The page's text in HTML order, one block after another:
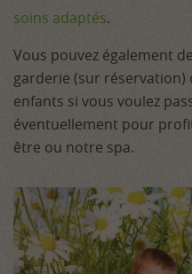
soins adaptés.
Vous pouvez également
garderie (sur réservation)
enfants si vous voulez
éventuellement pour
être ou notre spa.